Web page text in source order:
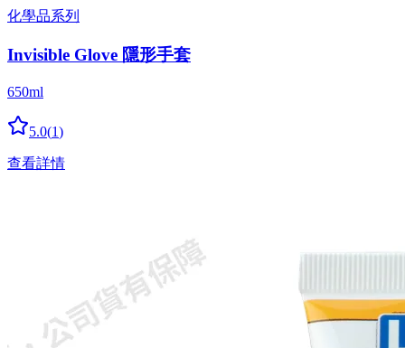
化學品系列
Invisible Glove 隱形手套
650ml
5.0(1)
查看詳情